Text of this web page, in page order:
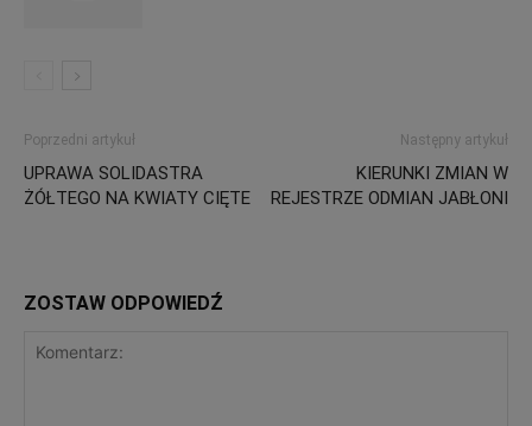
Poprzedni artykuł
UPRAWA SOLIDASTRA
ŻÓŁTEGO NA KWIATY CIĘTE
Następny artykuł
KIERUNKI ZMIAN W
REJESTRZE ODMIAN JABŁONI
ZOSTAW ODPOWIEDŹ